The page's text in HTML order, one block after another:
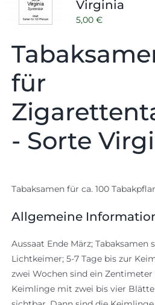
Virginia
5,00 €
für
- Sorte
Tabaksamen für ca. 100
Allgemeine
Aussaat Ende März; Tabaksamen
Lichtkeimer; 5-7 Tage bis zur
zwei Wochen sind ein Zentimeter
Keimlinge mit zwei bis vier